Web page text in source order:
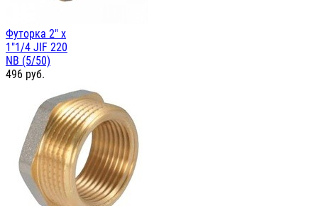
Футорка 2" х
1"1/4 JIF 220
NB (5/50)
496 руб.